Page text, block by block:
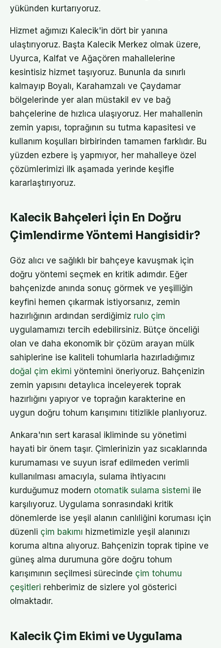
yükünden kurtarıyoruz.
Hizmet ağımızı Kalecik'in dört bir yanına
ulaştırıyoruz. Başta Kalecik Merkez olmak üzere,
Uyurca, Kalfat ve Ağaçören mahallelerine
kesintisiz hizmet taşıyoruz. Bununla da sınırlı
kalmayıp Boyalı, Karahamzalı ve Çaydamar
bölgelerinde yer alan müstakil ev ve bağ
bahçelerine de hızlıca ulaşıyoruz. Her mahallenin
zemin yapısı, toprağının su tutma kapasitesi ve
kullanım koşulları birbirinden tamamen farklıdır. Bu
yüzden ezbere iş yapmıyor, her mahalleye özel
çözümlerimizi ilk aşamada yerinde keşifle
kararlaştırıyoruz.
Kalecik Bahçeleri İçin En Doğru
Çimlendirme Yöntemi Hangisidir?
Göz alıcı ve sağlıklı bir bahçeye kavuşmak için
doğru yöntemi seçmek en kritik adımdır. Eğer
bahçenizde anında sonuç görmek ve yeşilliğin
keyfini hemen çıkarmak istiyorsanız, zemin
hazırlığının ardından serdiğimiz rulo çim
uygulamamızı tercih edebilirsiniz. Bütçe önceliği
olan ve daha ekonomik bir çözüm arayan mülk
sahiplerine ise kaliteli tohumlarla hazırladığımız
doğal çim ekimi yöntemini öneriyoruz. Bahçenizin
zemin yapısını detaylıca inceleyerek toprak
hazırlığını yapıyor ve toprağın karakterine en
uygun doğru tohum karışımını titizlikle planlıyoruz.
Ankara'nın sert karasal ikliminde su yönetimi
hayati bir önem taşır. Çimlerinizin yaz sıcaklarında
kurumaması ve suyun israf edilmeden verimli
kullanılması amacıyla, sulama ihtiyacını
kurduğumuz modern otomatik sulama sistemi ile
karşılıyoruz. Uygulama sonrasındaki kritik
dönemlerde ise yeşil alanın canlıliğini koruması için
düzenli çim bakımı hizmetimizle yeşil alanınızı
koruma altına alıyoruz. Bahçenizin toprak tipine ve
güneş alma durumuna göre doğru tohum
karışımının seçilmesi sürecinde çim tohumu
çeşitleri rehberimiz de sizlere yol gösterici
olmaktadır.
Kalecik Çim Ekimi ve Uygulama